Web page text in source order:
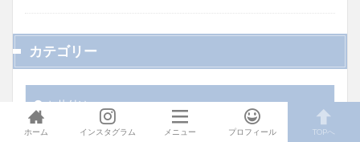
カテゴリー
お片付け
ホーム インスタグラム メニュー プロフィール TOPへ